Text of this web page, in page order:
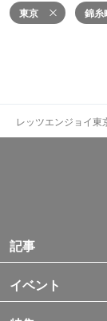
東京 錦糸
レッツエンジョイ東
記事
イベント